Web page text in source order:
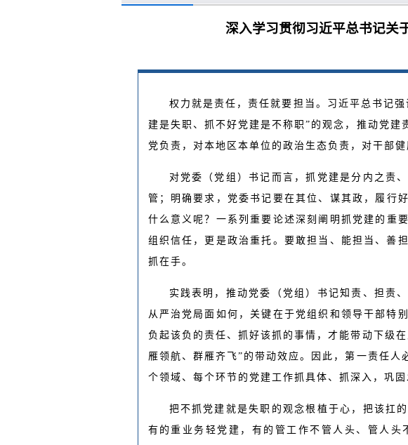
深入学习贯彻习近平总书记关
权力就是责任，责任就要担当。习近平总书记
建是失职、抓不好党建是不称职”的观念，推动党
党负责，对本地区本单位的政治生态负责，对干部
对党委（党组）书记而言，抓党建是分内之责
管；明确要求，党委书记要在其位、谋其政，履行
什么意义呢？一系列重要论述深刻阐明抓党建的重
组织信任，更是政治重托。要敢担当、能担当、善
抓在手。
实践表明，推动党委（党组）书记知责、担责
从严治党局面如何，关键在于党组织和领导干部特
负起该负的责任、抓好该抓的事情，才能带动下级
雁领航、群雁齐飞”的带动效应。因此，第一责任
个领域、每个环节的党建工作抓具体、抓深入，巩
把不抓党建就是失职的观念根植于心，把该扛
有的重业务轻党建，有的管工作不管人头、管人